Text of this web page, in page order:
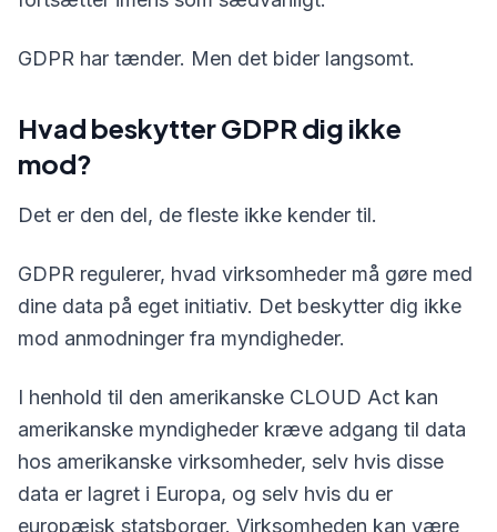
GDPR har tænder. Men det bider langsomt.
Hvad beskytter GDPR dig ikke
mod?
Det er den del, de fleste ikke kender til.
GDPR regulerer, hvad virksomheder må gøre med
dine data på eget initiativ. Det beskytter dig ikke
mod anmodninger fra myndigheder.
I henhold til den amerikanske CLOUD Act kan
amerikanske myndigheder kræve adgang til data
hos amerikanske virksomheder, selv hvis disse
data er lagret i Europa, og selv hvis du er
europæisk statsborger. Virksomheden kan være